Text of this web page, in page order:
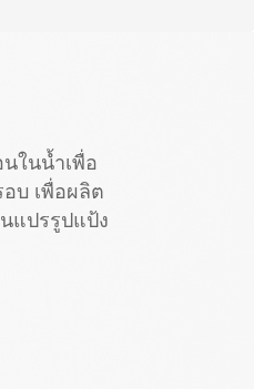
ในน้ำเพื่อ
บ เพื่อผลิต
แปรรูปแป้ง